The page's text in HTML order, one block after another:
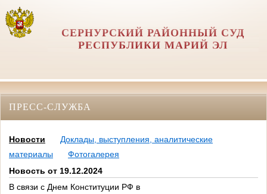
СЕРНУРСКИЙ РАЙОННЫЙ СУД
РЕСПУБЛИКИ МАРИЙ ЭЛ
ПРЕСС-СЛУЖБА
Новости
Доклады, выступления, аналитические
материалы
Фотогалерея
Новость от 19.12.2024
В связи с Днем Конституции РФ в